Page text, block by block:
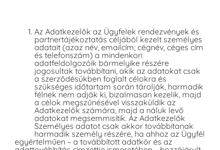
Az Adatkezelők az Ügyfelek rendezvények és
partnertájékoztatás céljából kezelt személyes
adatait (azaz név, emailcím; cégnév, céges cím
és telefonszám) a mindenkori
adatfeldolgozóik bármelyike részére
jogosultak továbbítani, akik az adatokat csak
a szerződésükben foglalt célokra és
szükséges időtartam során tárolják, harmadik
félnek nem adják ki, bizalmasan kezelik, majd
a célok megszűnésével visszaküldik az
Adatkezelők számára, majd a náluk levő
adatokat megsemmisítik. Az Adatkezelők
Személyes adatot csak akkor továbbítanak
harmadik személy részére, ha ahhoz az Ügyfél
egyértelműen – a továbbított adatkör és az